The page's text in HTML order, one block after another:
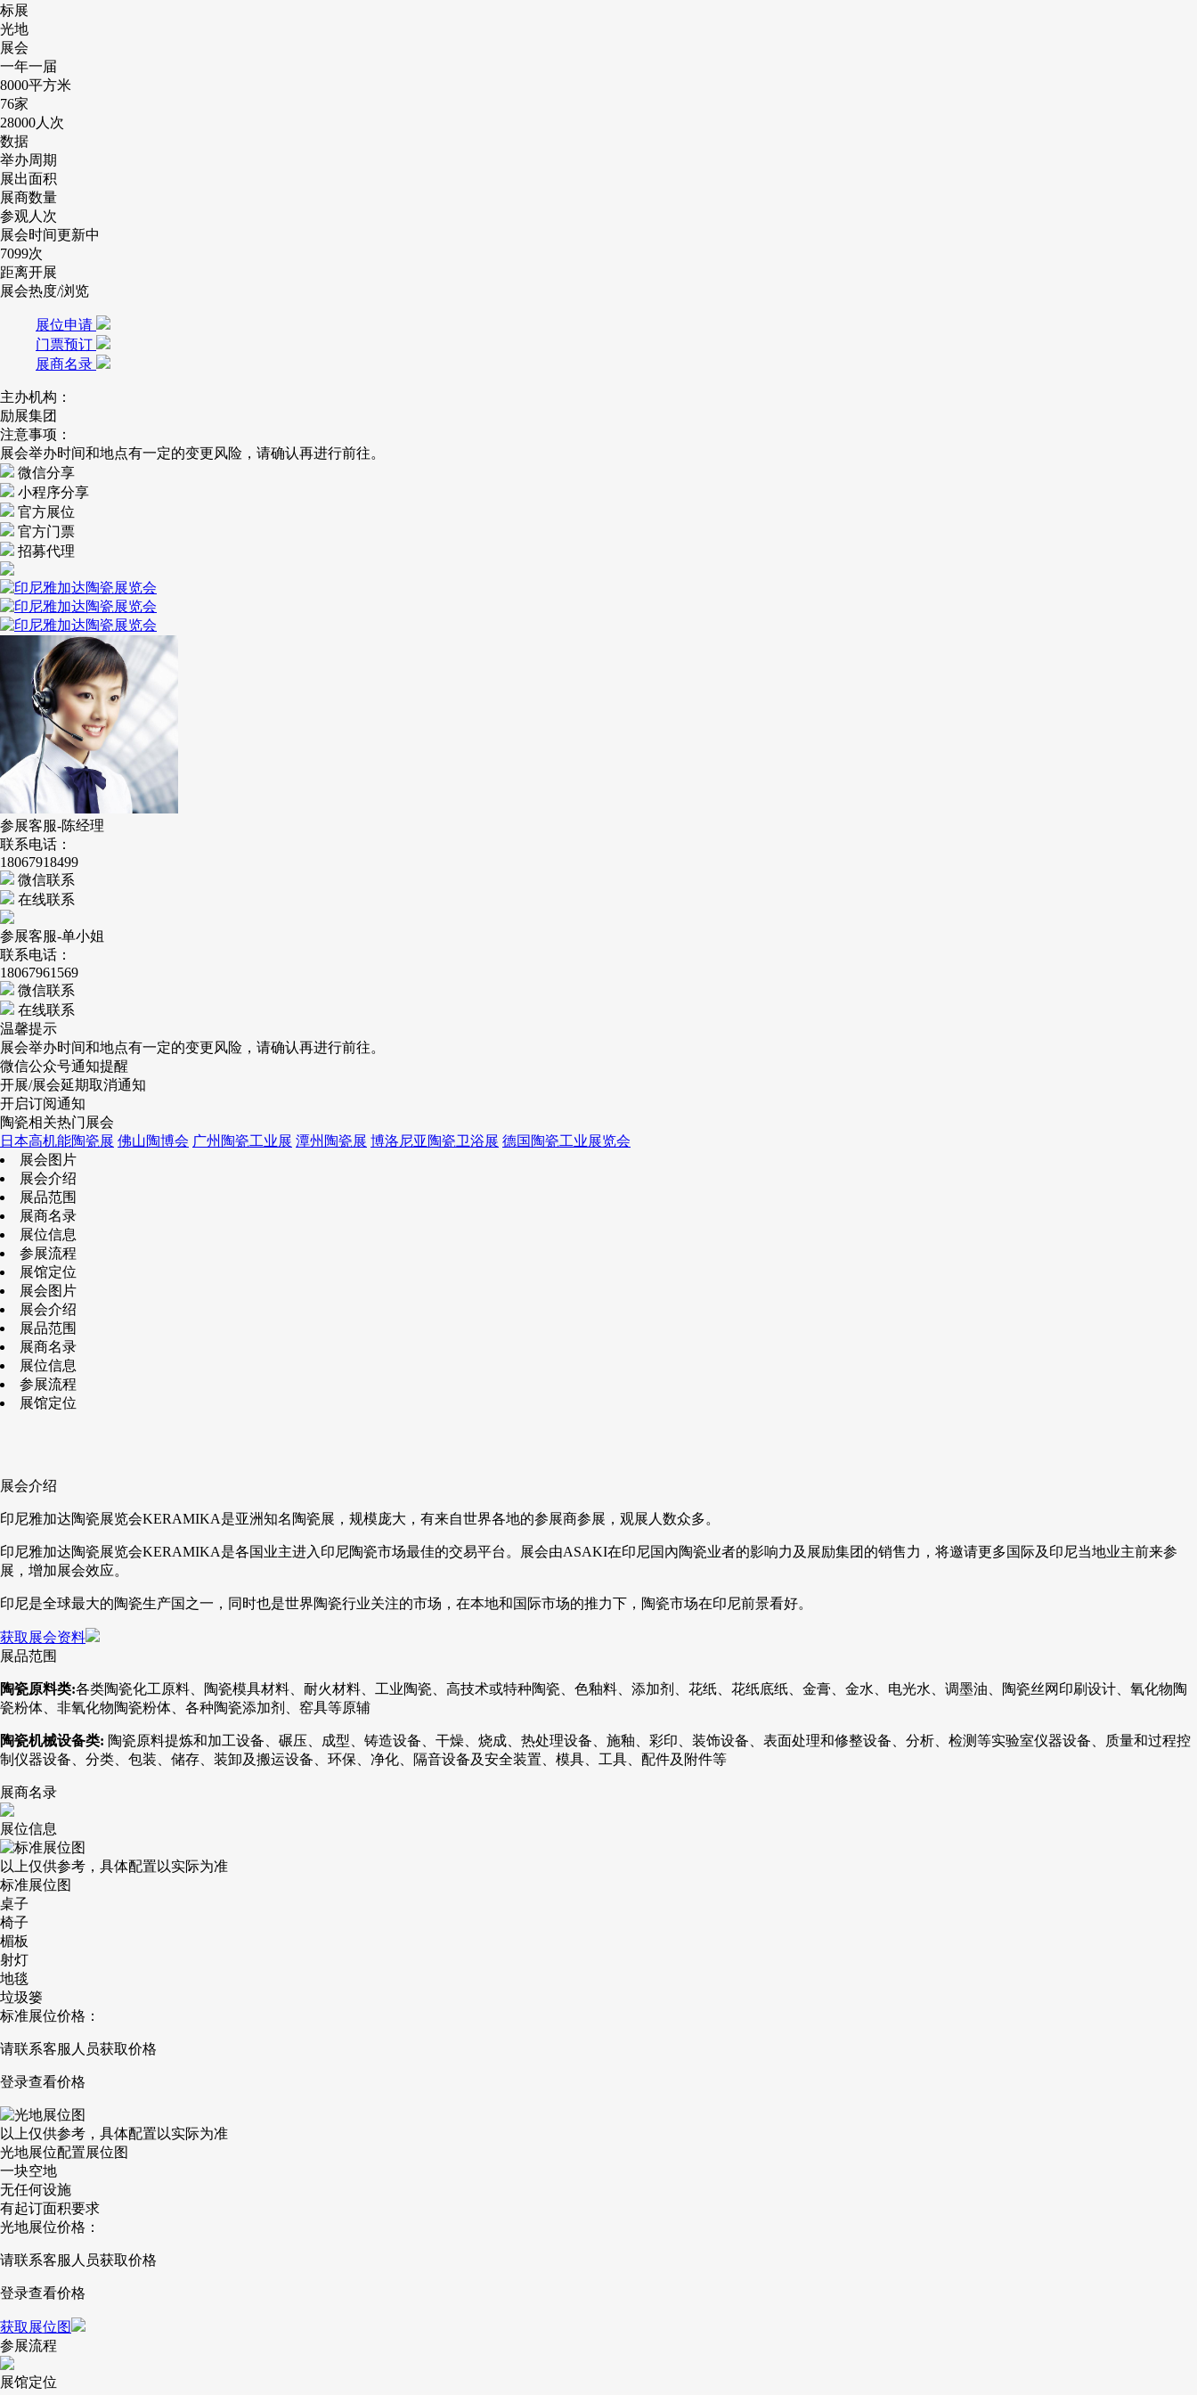
标展
光地
展会
一年一届
8000平方米
76家
28000人次
数据
举办周期
展出面积
展商数量
参观人次
展会时间更新中
7099次
距离开展
展会热度/浏览
展位申请
门票预订
展商名录
主办机构：
励展集团
注意事项：
展会举办时间和地点有一定的变更风险，请确认再进行前往。
微信分享
小程序分享
官方展位
官方门票
招募代理
参展客服-陈经理
联系电话：
18067918499
微信联系
在线联系
参展客服-单小姐
联系电话：
18067961569
微信联系
在线联系
温馨提示
展会举办时间和地点有一定的变更风险，请确认再进行前往。
微信公众号通知提醒
开展/展会延期取消通知
开启订阅通知
陶瓷相关热门展会
日本高机能陶瓷展 佛山陶博会 广州陶瓷工业展 潭州陶瓷展 博洛尼亚陶瓷卫浴展 德国陶瓷工业展览会
展会图片
展会介绍
展品范围
展商名录
展位信息
参展流程
展馆定位
展会图片
展会介绍
展品范围
展商名录
展位信息
参展流程
展馆定位
展会介绍
印尼雅加达陶瓷展览会KERAMIKA是亚洲知名陶瓷展，规模庞大，有来自世界各地的参展商参展，观展人数众多。
印尼雅加达陶瓷展览会KERAMIKA是各国业主进入印尼陶瓷市场最佳的交易平台。展会由ASAKI在印尼国內陶瓷业者的影响力及展励集团的销售力，将邀请更多国际及印尼当地业主前来参
展，增加展会效应。
印尼是全球最大的陶瓷生产国之一，同时也是世界陶瓷行业关注的市场，在本地和国际市场的推力下，陶瓷市场在印尼前景看好。
获取展会资料
展品范围
陶瓷原料类:各类陶瓷化工原料、陶瓷模具材料、耐火材料、工业陶瓷、高技术或特种陶瓷、色釉料、添加剂、花纸、花纸底纸、金膏、金水、电光水、调墨油、陶瓷丝网印刷设计、氧化物陶
瓷粉体、非氧化物陶瓷粉体、各种陶瓷添加剂、窑具等原辅
陶瓷机械设备类: 陶瓷原料提炼和加工设备、碾压、成型、铸造设备、干燥、烧成、热处理设备、施釉、彩印、装饰设备、表面处理和修整设备、分析、检测等实验室仪器设备、质量和过程控
制仪器设备、分类、包装、储存、装卸及搬运设备、环保、净化、隔音设备及安全装置、模具、工具、配件及附件等
展商名录
展位信息
以上仅供参考，具体配置以实际为准
标准展位图
桌子
椅子
楣板
射灯
地毯
垃圾篓
标准展位价格：
请联系客服人员获取价格
登录查看价格
以上仅供参考，具体配置以实际为准
光地展位配置展位图
一块空地
无任何设施
有起订面积要求
光地展位价格：
请联系客服人员获取价格
登录查看价格
获取展位图
参展流程
展馆定位